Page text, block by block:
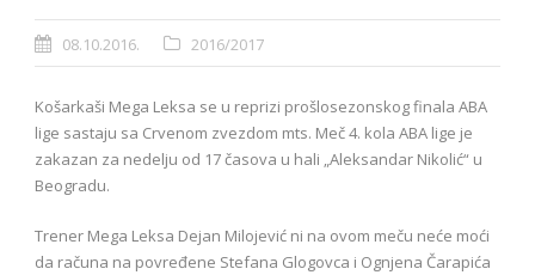
08.10.2016. 2016/2017
Košarkaši Mega Leksa se u reprizi prošlosezonskog finala ABA
lige sastaju sa Crvenom zvezdom mts. Meč 4. kola ABA lige je
zakazan za nedelju od 17 časova u hali „Aleksandar Nikolić“ u
Beogradu.
Trener Mega Leksa Dejan Milojević ni na ovom meču neće moći
da računa na povređene Stefana Glogovca i Ognjena Čarapića